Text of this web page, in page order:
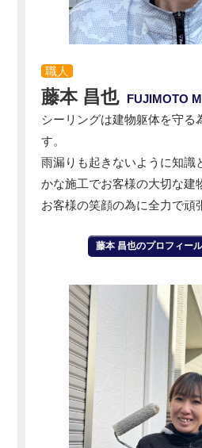
職人
藤本 昌也
FUJIMOTO
シーリングは建物躯体を守る
す。
雨漏りも起きないように知識
かな施工でお客様の大切な建
お客様の笑顔の為に全力で頑
藤本 昌也のプロフィー